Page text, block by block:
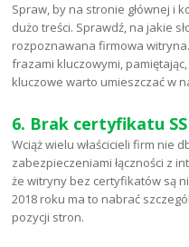
Spraw, by na stronie głównej i
dużo treści. Sprawdź, na jakie
rozpoznawana firmowa
frazami kluczowymi, pamiętając,
kluczowe warto umieszczać w
6. Brak certyfikatu
Wciąż wielu właścicieli firm nie
zabezpieczeniami łączności z
że witryny bez certyfikatów są
2018 roku ma to nabrać
pozycji stron.